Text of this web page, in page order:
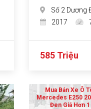
Số 2 Dương
2017
585 Triệu
Mua Bán Xe Ô
Mercedes E250
Đen Giá Hơn 1